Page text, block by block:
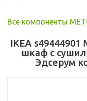
Все компоненты
IKEA
шкаф с
Эдсерум